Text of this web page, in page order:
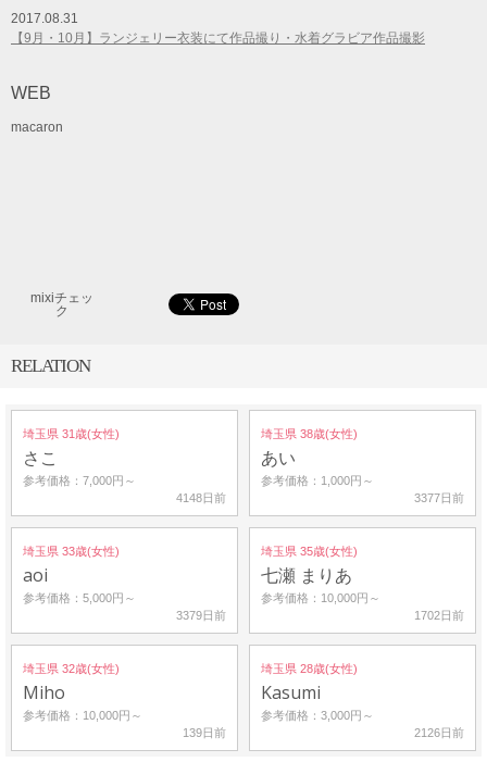
2017.08.31
【9月・10月】ランジェリー衣装にて作品撮り・水着グラビア作品撮影
WEB
macaron
mixiチェッ
ク
RELATION
埼玉県 31歳(女性)
さこ
参考価格：7,000円～
4148日前
埼玉県 38歳(女性)
あい
参考価格：1,000円～
3377日前
埼玉県 33歳(女性)
aoi
参考価格：5,000円～
3379日前
埼玉県 35歳(女性)
七瀬 まりあ
参考価格：10,000円～
1702日前
埼玉県 32歳(女性)
Miho
参考価格：10,000円～
139日前
埼玉県 28歳(女性)
Kasumi
参考価格：3,000円～
2126日前